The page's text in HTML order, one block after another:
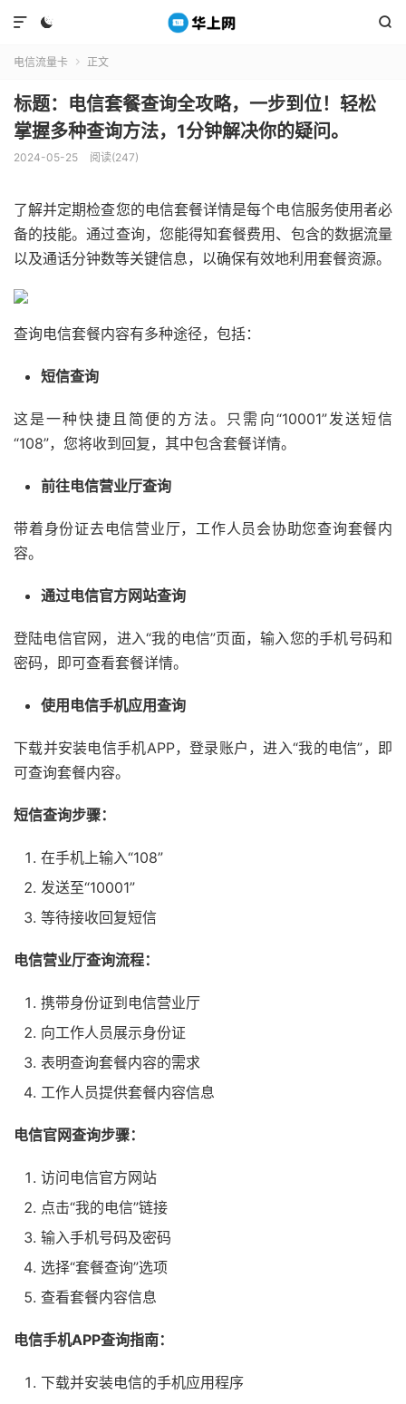
 

电信流量卡  正文
标题：电信套餐查询全攻略，一步到位！轻松
掌握多种查询方法，1分钟解决你的疑问。
2024-05-25 阅读(247)
了解并定期检查您的电信套餐详情是每个电信服务使用者必
备的技能。通过查询，您能得知套餐费用、包含的数据流量
以及通话分钟数等关键信息，以确保有效地利用套餐资源。
查询电信套餐内容有多种途径，包括：
短信查询
这是一种快捷且简便的方法。只需向“10001”发送短信
“108”，您将收到回复，其中包含套餐详情。
前往电信营业厅查询
带着身份证去电信营业厅，工作人员会协助您查询套餐内
容。
通过电信官方网站查询
登陆电信官网，进入“我的电信”页面，输入您的手机号码和
密码，即可查看套餐详情。
使用电信手机应用查询
下载并安装电信手机APP，登录账户，进入“我的电信”，即
可查询套餐内容。
短信查询步骤：
在手机上输入“108”
发送至“10001”
等待接收回复短信
电信营业厅查询流程：
携带身份证到电信营业厅
向工作人员展示身份证
表明查询套餐内容的需求
工作人员提供套餐内容信息
电信官网查询步骤：
访问电信官方网站
点击“我的电信”链接
输入手机号码及密码
选择“套餐查询”选项
查看套餐内容信息
电信手机APP查询指南：
下载并安装电信的手机应用程序